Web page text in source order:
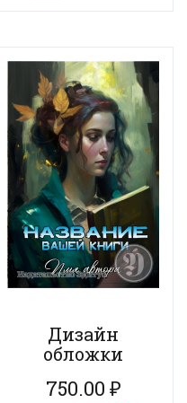
Дизайн
обложки
750.00 ₽